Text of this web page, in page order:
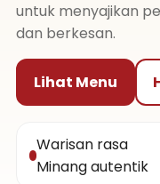
untuk menyajikan
dan berkesan.
Lihat Menu
Warisan rasa
Minang autentik